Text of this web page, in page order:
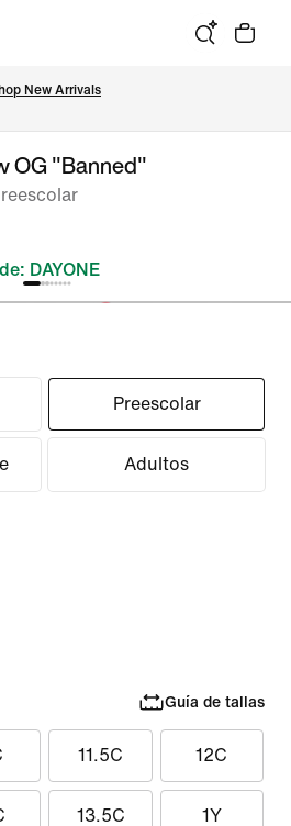
New Arrivals
OG "Banned"
DAYONE
Preescolar
Adultos
Guía de tallas
11.5C 12C
13.5C 1Y